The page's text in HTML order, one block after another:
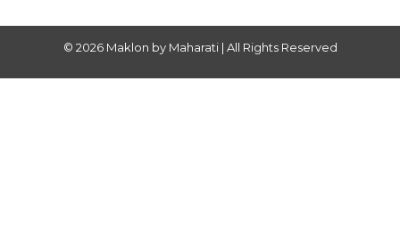
© 2026 Maklon by Maharati | All Rights Reserved